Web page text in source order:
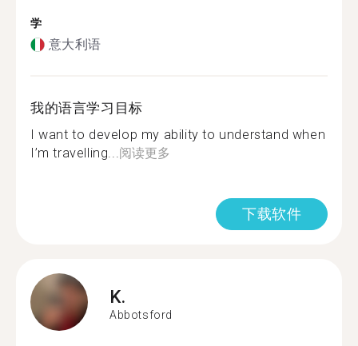
学
意大利语
我的语言学习目标
I want to develop my ability to understand when
I’m travelling...阅读更多
下载软件
K.
Abbotsford